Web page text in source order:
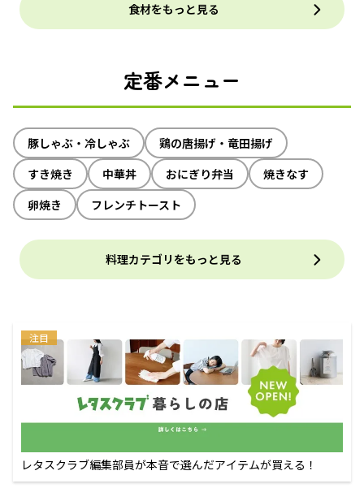
食材をもっと見る
定番メニュー
豚しゃぶ・冷しゃぶ
鶏の唐揚げ・竜田揚げ
すき焼き
中華丼 おにぎり弁当
焼きなす
卵焼き
フレンチトースト
料理カテゴリをもっと見る
注目
レタスクラブ編集部員が本音で選んだアイテムが買える！